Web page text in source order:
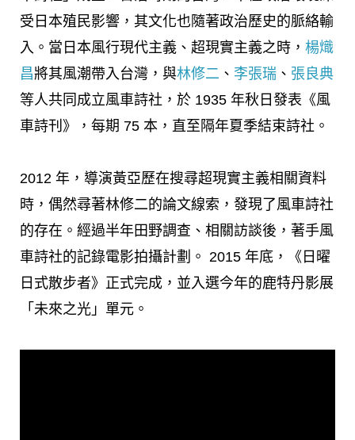
受日本殖民影響，其文化也隨著政治歷史的脈絡輸
入。當日本風行現代主義、超現實主義之時， 楊熾
昌將其風潮帶入台灣，與林修二 、 李張瑞 、 張良典
等人共同成立風車詩社，於 1935 年秋日發表《風
車詩刊》，每期 75 本，直至隔年夏季結束詩社。
2012 年，導演黃亞歷在搜尋超現實主義相關資料
時，偶然尋著林修二的論文線索，發現了風車詩社
的存在。經過半年田野調查、相關訪談後，著手風
車詩社的記錄電影拍攝計劃。 2015 年底，《日曜
日式散步者》正式完成，並入選今年的鹿特丹影展
「未來之光」單元。